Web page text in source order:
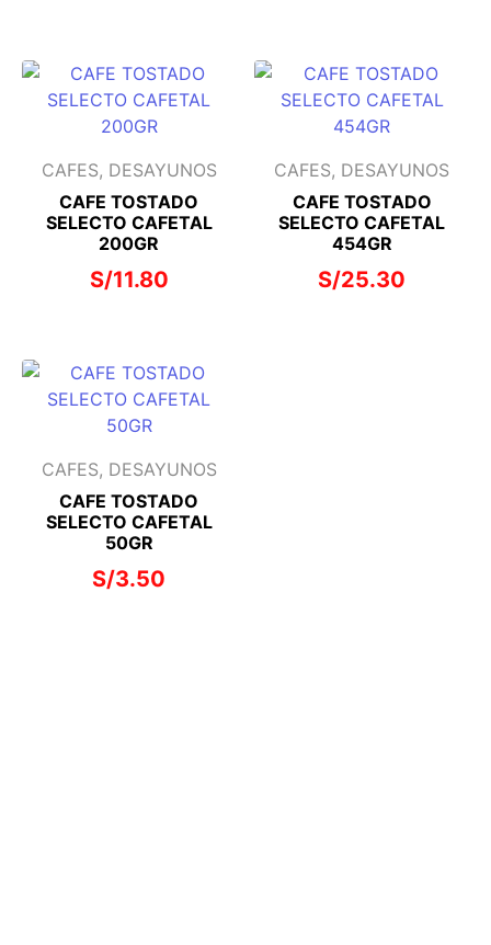
CAFES, DESAYUNOS
CAFE TOSTADO
SELECTO CAFETAL
200GR
S/11.80
CAFES, DESAYUNOS
CAFE TOSTADO
SELECTO CAFETAL
454GR
S/25.30
CAFES, DESAYUNOS
CAFE TOSTADO
SELECTO CAFETAL
50GR
S/3.50